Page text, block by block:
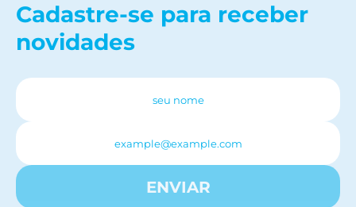
Cadastre-se para receber
novidades
ENVIAR